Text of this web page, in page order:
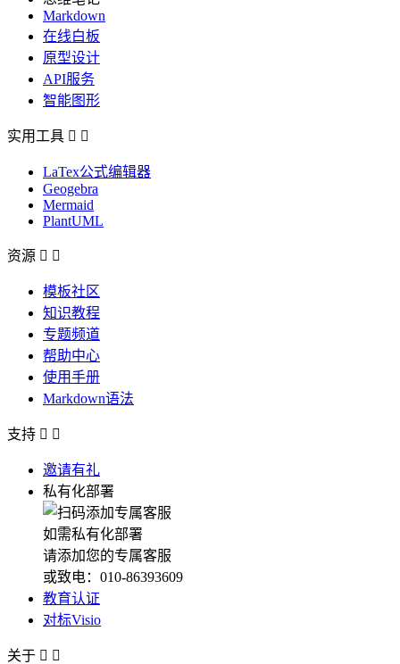
Markdown
在线白板
原型设计
API服务
智能图形
实用工具  
LaTex公式编辑器
Geogebra
Mermaid
PlantUML
资源  
模板社区
知识教程
专题频道
帮助中心
使用手册
Markdown语法
支持  
邀请有礼
私有化部署
如需私有化部署
请添加您的专属客服
或致电：010-86393609
教育认证
对标Visio
关于  